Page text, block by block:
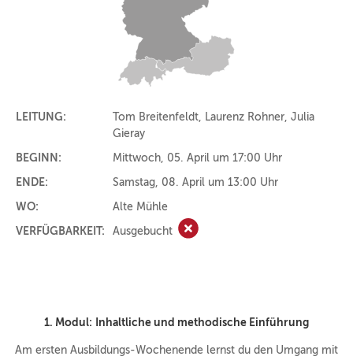
LEITUNG:
Tom Breitenfeldt, Laurenz Rohner, Julia
Gieray
BEGINN:
Mittwoch, 05. April um 17:00 Uhr
ENDE:
Samstag, 08. April um 13:00 Uhr
WO:
Alte Mühle
VERFÜGBARKEIT:
Ausgebucht Ausgebucht
1. Modul: Inhaltliche und methodische Einführung
Am ersten Ausbildungs-Wochenende lernst du den Umgang mit